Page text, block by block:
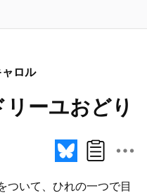
ロル
ーユおどり
ついて、ひれの一つで目